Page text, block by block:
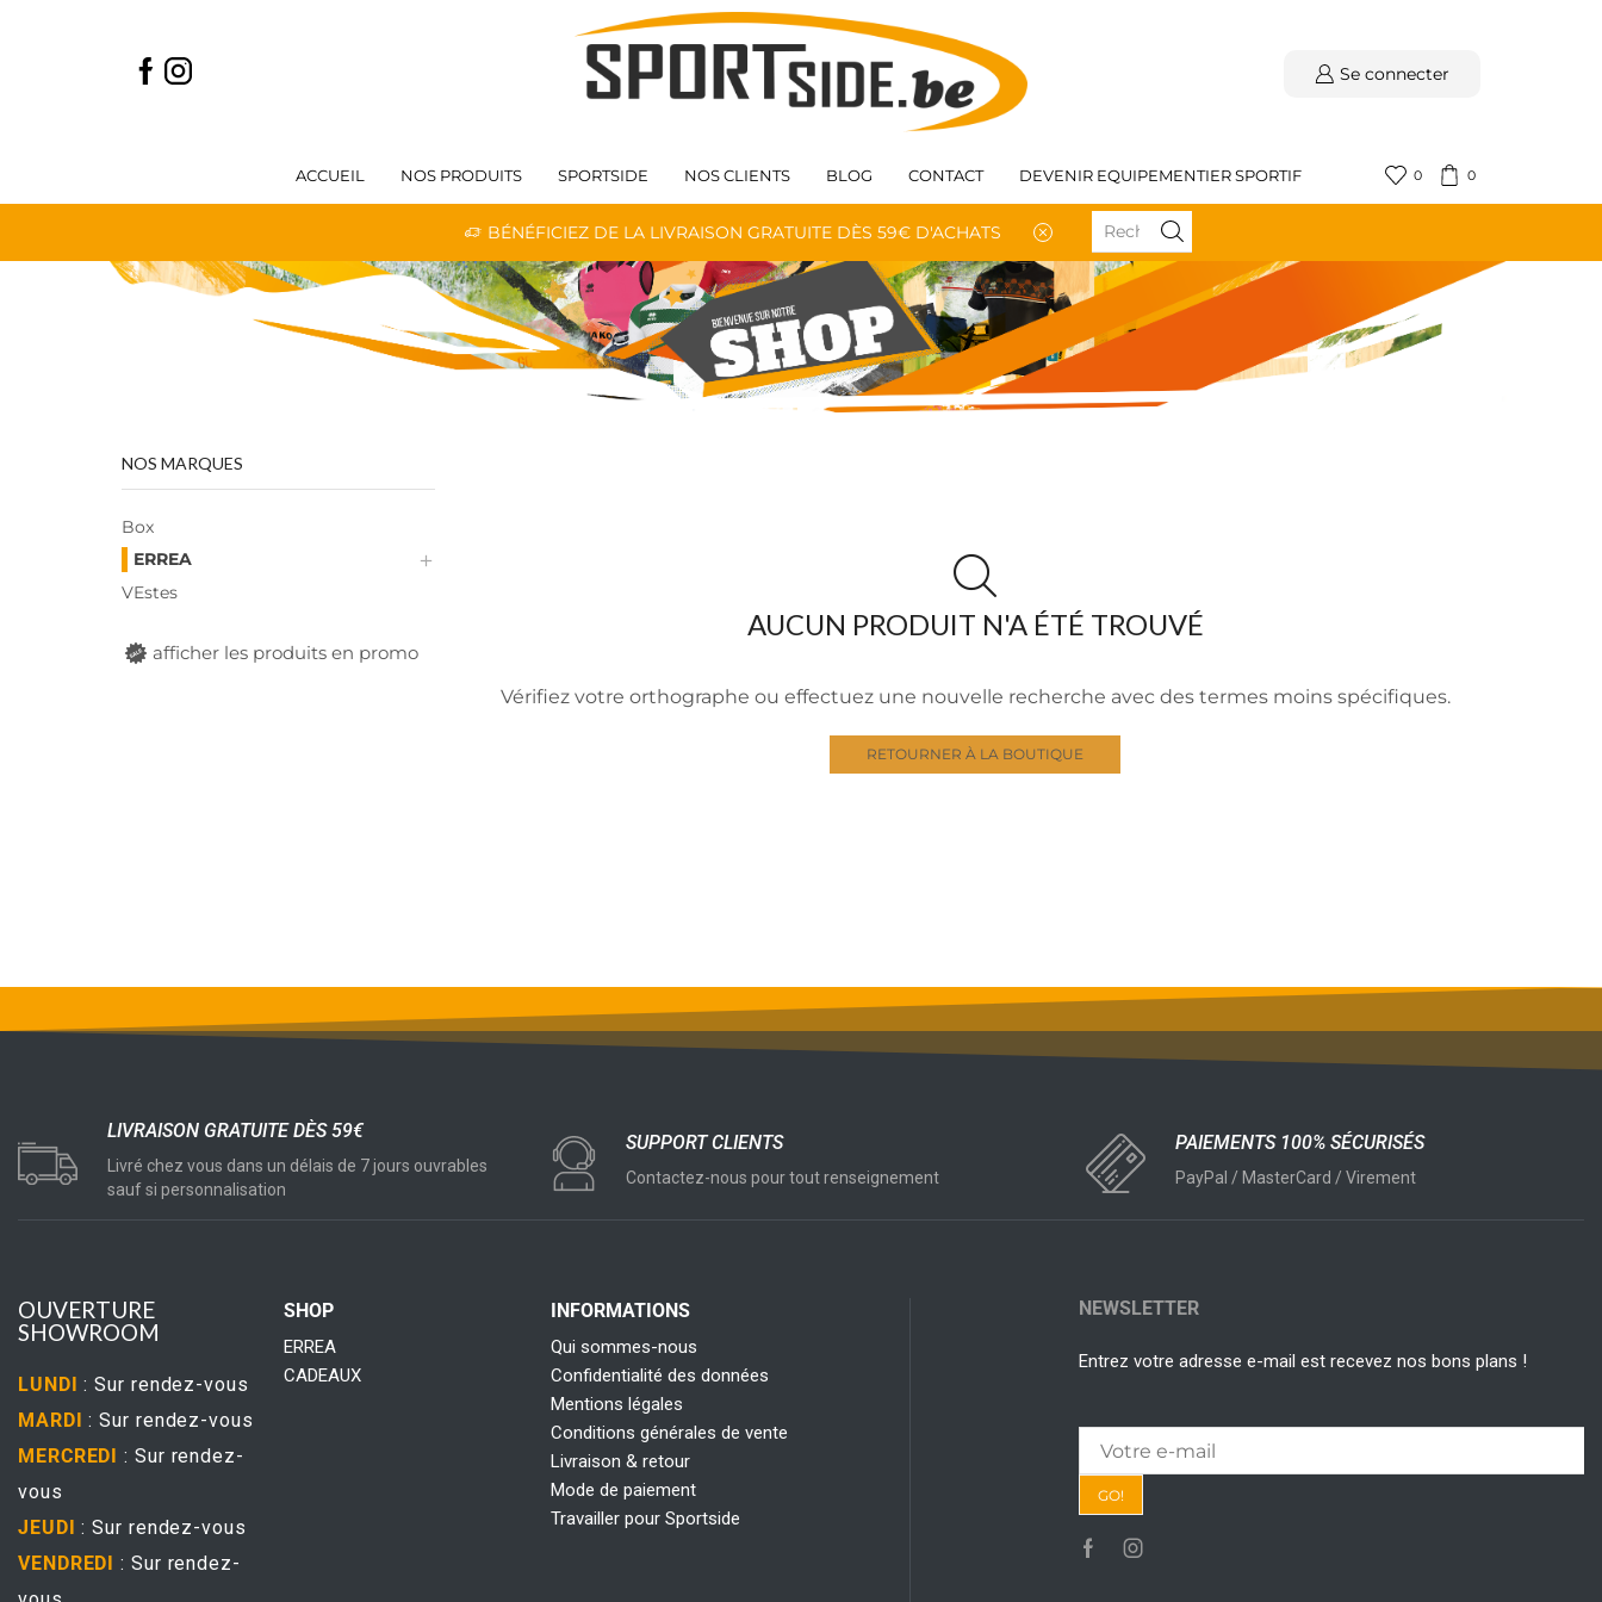
Se connecter
ACCUEIL NOS PRODUITS SPORTSIDE NOS CLIENTS BLOG CONTACT DEVENIR EQUIPEMENTIER SPORTIF 0 0
BÉNÉFICIEZ DE LA LIVRAISON GRATUITE DÈS 59€ D'ACHATS BÉNÉFICIEZ DE LA LIVRAISON GRATUITE DÈS 59€
AUCUN PRODUIT N'A ÉTÉ TROUVÉ
Vérifiez votre orthographe ou effectuez une nouvelle recherche avec des termes moins spécifiques.
RETOURNER À LA BOUTIQUE
NOS MARQUES
Box
ERREA
VEstes
afficher les produits en promo
LIVRAISON GRATUITE DÈS 59€
Livré chez vous dans un délais de 7 jours ouvrables
sauf si personnalisation
SUPPORT CLIENTS
Contactez-nous pour tout renseignement
PAIEMENTS 100% SÉCURISÉS
PayPal / MasterCard / Virement
OUVERTURE
SHOWROOM
LUNDI : Sur rendez-vous
MARDI: Sur rendez-vous
MERCREDI : Sur rendez-
vous
JEUDI : Sur rendez-vous
VENDREDI : Sur rendez-
SHOP
ERREA
CADEAUX
INFORMATIONS
Qui sommes-nous
Confidentialité des données
Mentions légales
Conditions générales de vente
Livraison & retour
Mode de paiement
Travailler pour Sportside
NEWSLETTER
Entrez votre adresse e-mail est recevez nos bons plans !